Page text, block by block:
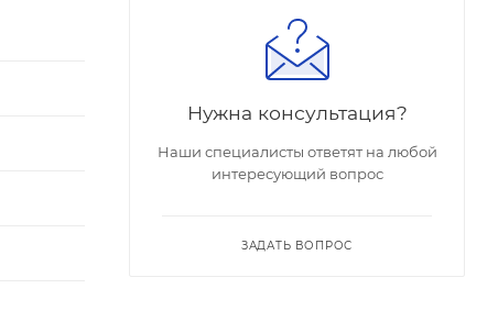
Нужна консультация?
Наши специалисты ответят на любой
интересующий вопрос
ЗАДАТЬ ВОПРОС